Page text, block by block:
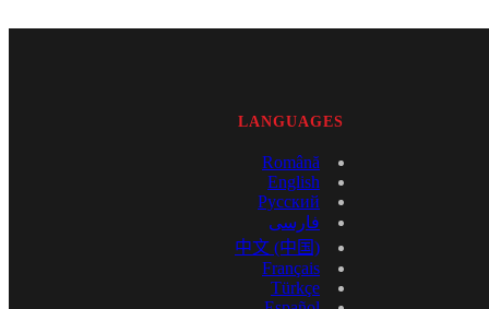
LANGUAGES
Română
English
Русский
فارسی
中文 (中国)
Français
Türkçe